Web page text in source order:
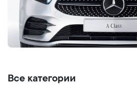
Все категории